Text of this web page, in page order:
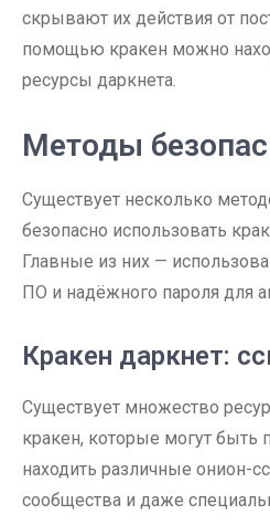
скрывают их действия от
помощью кракен можно
ресурсы даркнета.
Методы
Существует несколько
безопасно использовать
Главные из них —
ПО и надёжного пароля для
Кракен даркнет:
Существует множество
кракен, которые могут
находить различные онион-
сообщества и даже